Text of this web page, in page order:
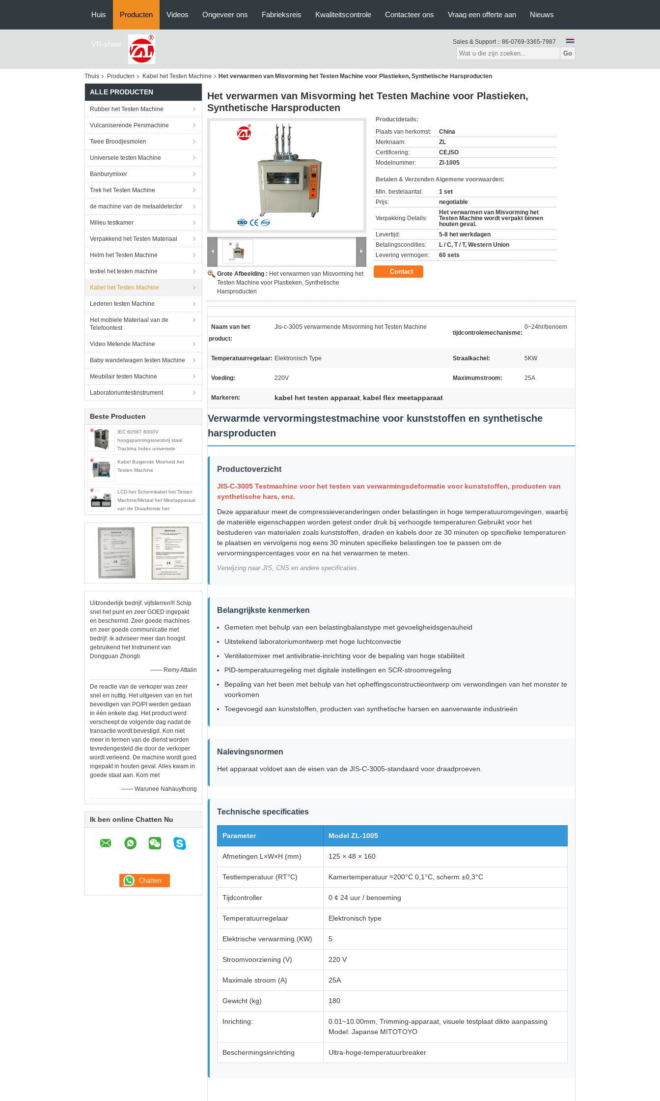
Huis Producten Videos Ongeveer ons Fabrieksreis Kwaliteitscontrole Contacteer ons Vraag een offerte aan Nieuws
VR-show Sales & Support： 86-0769-3365-7987
Go
Thuis Producten Kabel het Testen Machine Het verwarmen van Misvorming het Testen Machine voor Plastieken, Synthetische Harsproducten
ALLE PRODUCTEN
Rubber het Testen Machine
Vulcaniserende Persmachine
Twee Broodjesmolen
Universele testen Machine
Banburymixer
Trek het Testen Machine
de machine van de metaaldetector
Milieu testkamer
Verpakkend het Testen Materiaal
Helm het Testen Machine
textiel het testen machine
Kabel het Testen Machine
Lederen testen Machine
Het mobiele Materiaal van de
Telefoontest
Video Metende Machine
Baby wandelwagen testen Machine
Meubilair testen Machine
Laboratoriumtestinstrument
Beste Producten
IEC 60587 6000V
hoogspanningsroestvrij staal
Tracking Index universele
Kabel Buigende Moeheid het
Testen Machine
LCD het Schermkabel het Testen
Machine/Metaal het Meetapparaat
van de Draadtorsie het
Unidirectionele en Tweerichtings
Uitzonderlijk bedrijf. vijfsterren!!! Schip
snel het punt en zeer GOED ingepakt
en beschermd. Zeer goede machines
en zeer goede communicatie met
bedrijf. ik adviseer meer dan hoogst
gebruikend het Instrument van
Dongguan Zhongli.
—— Remy Attalin
De reactie van de verkoper was zeer
snel en nuttig. Het uitgeven van en het
bevestigen van PO/PI werden gedaan
in één enkele dag. Het product werd
verscheept de volgende dag nadat de
transactie wordt bevestigd. Kon niet
meer in termen van de dienst worden
tevredengesteld die door de verkoper
wordt verleend. De machine wordt goed
ingepakt in houten geval. Alles kwam in
goede staat aan. Kom met
—— Warunee Nahauythong
Ik ben online Chatten Nu
Het verwarmen van Misvorming het Testen Machine voor Plastieken,
Synthetische Harsproducten
Grote Afbeelding : Het verwarmen van Misvorming het
Testen Machine voor Plastieken, Synthetische
Harsproducten
Productdetails:
Plaats van herkomst:
China
Merknaam:
ZL
Certificering:
CE,ISO
Modelnummer:
Zl-1005
Betalen & Verzenden Algemene voorwaarden:
Min. bestelaantal:
1 set
Prijs:
negotiable
Verpakking Details:
Het verwarmen van Misvorming het
Testen Machine wordt verpakt binnen
houten geval.
Levertijd:
5-8 het werkdagen
Betalingscondities:
L / C, T / T, Western Union
Levering vermogen:
60 sets
Contact
Naam van het
product:
Jis-c-3005 verwarmende Misvorming het Testen Machine
tijdcontrolemechanisme:
0~24hr/benoem
Temperatuurregelaar: Elektronisch Type Straalkachel: 5KW
Voeding: 220V Maximumstroom: 25A
Markeren: kabel het testen apparaat, kabel flex meetapparaat
Verwarmde vervormingstestmachine voor kunststoffen en synthetische
harsproducten
Productoverzicht
JIS-C-3005 Testmachine voor het testen van verwarmingsdeformatie voor kunststoffen, producten van
synthetische hars, enz.
Deze apparatuur meet de compressieveranderingen onder belastingen in hoge temperatuuromgevingen, waarbij
de materiële eigenschappen worden getest onder druk bij verhoogde temperaturen.Gebruikt voor het
bestuderen van materialen zoals kunststoffen, draden en kabels door ze 30 minuten op specifieke temperaturen
te plaatsen en vervolgens nog eens 30 minuten specifieke belastingen toe te passen om de
vervormingspercentages voor en na het verwarmen te meten.
Verwijzing naar JIS, CNS en andere specificaties.
Belangrijkste kenmerken
Gemeten met behulp van een belastingbalanstype met gevoeligheidsgenauheid
Uitstekend laboratoriumontwerp met hoge luchtconvectie
Ventilatormixer met antivibratie-inrichting voor de bepaling van hoge stabiliteit
PID-temperatuurregeling met digitale instellingen en SCR-stroomregeling
Bepaling van het been met behulp van het opheffingsconstructieontwerp om verwondingen van het monster te
voorkomen
Toegevoegd aan kunststoffen, producten van synthetische harsen en aanverwante industrieën
Nalevingsnormen
Het apparaat voldoet aan de eisen van de JIS-C-3005-standaard voor draadproeven.
Technische specificaties
Parameter Model ZL-1005
Afmetingen L×W×H (mm) 125 × 48 × 160
Testtemperatuur (RT°C) Kamertemperatuur ≈200°C 0,1°C, scherm ±0,3°C
Tijdcontroller 0 ¢ 24 uur / benoeming
Temperatuurregelaar Elektronisch type
Elektrische verwarming (KW) 5
Stroomvoorziening (V) 220 V
Maximale stroom (A) 25A
Gewicht (kg) 180
Inrichting:
0.01~10.00mm, Trimming-apparaat, visuele testplaat dikte aanpassing
Model: Japanse MITOTOYO
Beschermingsinrichting Ultra-hoge-temperatuurbreaker